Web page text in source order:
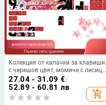
Колекция от капачки за клавиши
с черешов цвят, момиче с лисица,
странично гравиран градиент,
термична сублимация,
прозрачна капачка за вторични
клавиши, трансгранични
27.04 - 31.09 €/
52.89 - 60.81 лв
add_shopping_cart